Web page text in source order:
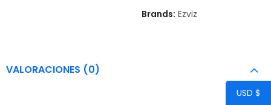
Brands: Ezviz
VALORACIONES (0)
USD $